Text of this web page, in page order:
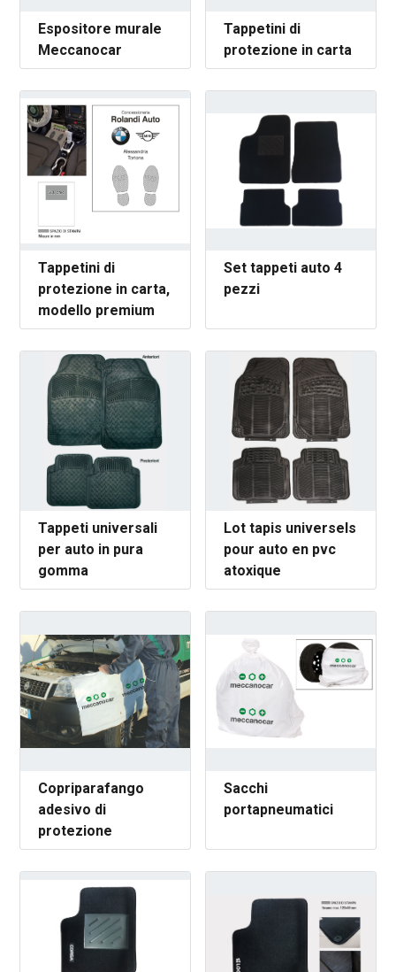
Espositore murale
Meccanocar
Tappetini di
protezione in carta
Tappetini di
protezione in carta,
modello premium
Set tappeti auto 4
pezzi
Tappeti universali
per auto in pura
gomma
Lot tapis universels
pour auto en pvc
atoxique
Copriparafango
adesivo di
protezione
Sacchi
portapneumatici